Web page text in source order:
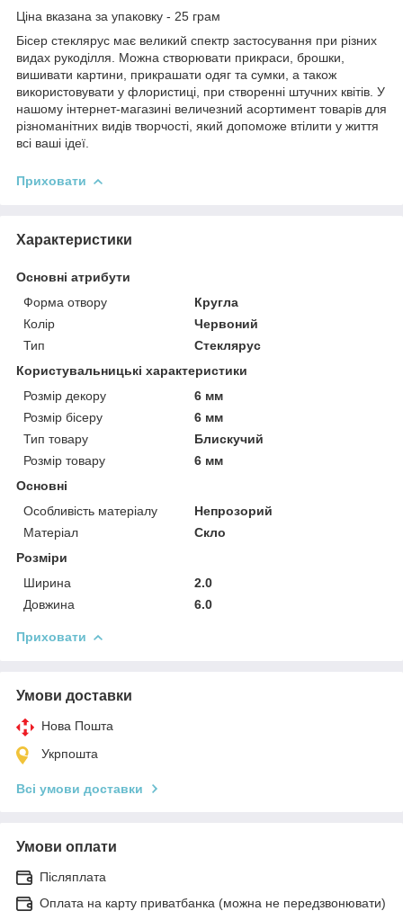
Ціна вказана за упаковку - 25 грам
Бісер стеклярус має великий спектр застосування при різних
видах рукоділля. Можна створювати прикраси, брошки,
вишивати картини, прикрашати одяг та сумки, а також
використовувати у флористиці, при створенні штучних квітів. У
нашому інтернет-магазині величезний асортимент товарів для
різноманітних видів творчості, який допоможе втілити у життя
всі ваші ідеї.
Приховати
Характеристики
Основні атрибути
Форма отвору
Кругла
Колір
Червоний
Тип
Стеклярус
Користувальницькі характеристики
Розмір декору
6 мм
Розмір бісеру
6 мм
Тип товару
Блискучий
Розмір товару
6 мм
Основні
Особливість матеріалу
Непрозорий
Матеріал
Скло
Розміри
Ширина
2.0
Довжина
6.0
Приховати
Умови доставки
Нова Пошта
Укрпошта
Всі умови доставки
Умови оплати
Післяплата
Оплата на карту приватбанка (можна не передзвонювати)